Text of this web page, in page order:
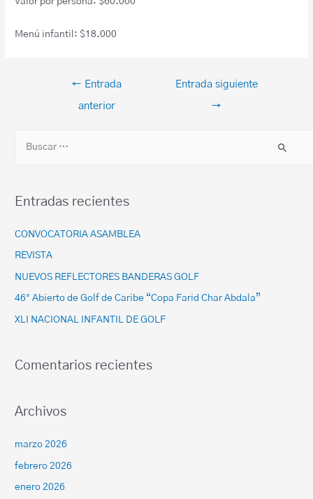
Menú infantil: $18.000
← Entrada
anterior
Entrada siguiente
→
Entradas recientes
CONVOCATORIA ASAMBLEA
REVISTA
NUEVOS REFLECTORES BANDERAS GOLF
46° Abierto de Golf de Caribe “Copa Farid Char Abdala”
XLI NACIONAL INFANTIL DE GOLF
Comentarios recientes
Archivos
marzo 2026
febrero 2026
enero 2026